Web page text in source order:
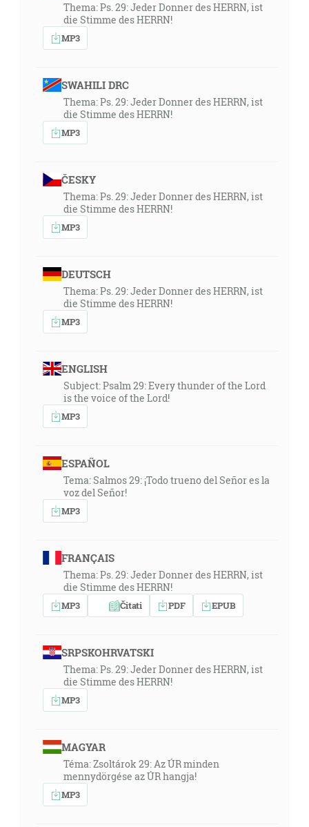
Thema: Ps. 29: Jeder Donner des HERRN, ist
die Stimme des HERRN!
MP3
SWAHILI DRC
Thema: Ps. 29: Jeder Donner des HERRN, ist
die Stimme des HERRN!
MP3
ČESKY
Thema: Ps. 29: Jeder Donner des HERRN, ist
die Stimme des HERRN!
MP3
DEUTSCH
Thema: Ps. 29: Jeder Donner des HERRN, ist
die Stimme des HERRN!
MP3
ENGLISH
Subject: Psalm 29: Every thunder of the Lord
is the voice of the Lord!
MP3
ESPAÑOL
Tema: Salmos 29: ¡Todo trueno del Señor es la
voz del Señor!
MP3
FRANÇAIS
Thema: Ps. 29: Jeder Donner des HERRN, ist
die Stimme des HERRN!
MP3 Čitati PDF EPUB
SRPSKOHRVATSKI
Thema: Ps. 29: Jeder Donner des HERRN, ist
die Stimme des HERRN!
MP3
MAGYAR
Téma: Zsoltárok 29: Az ÚR minden
mennydörgése az ÚR hangja!
MP3